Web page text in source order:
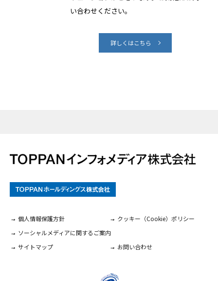
い合わせください。
詳しくはこちら
個人情報保護方針
クッキー（Cookie）ポリシー
ソーシャルメディアに関するご案内
サイトマップ
お問い合わせ